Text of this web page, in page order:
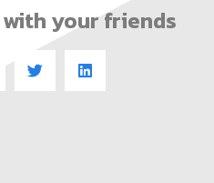
your friends